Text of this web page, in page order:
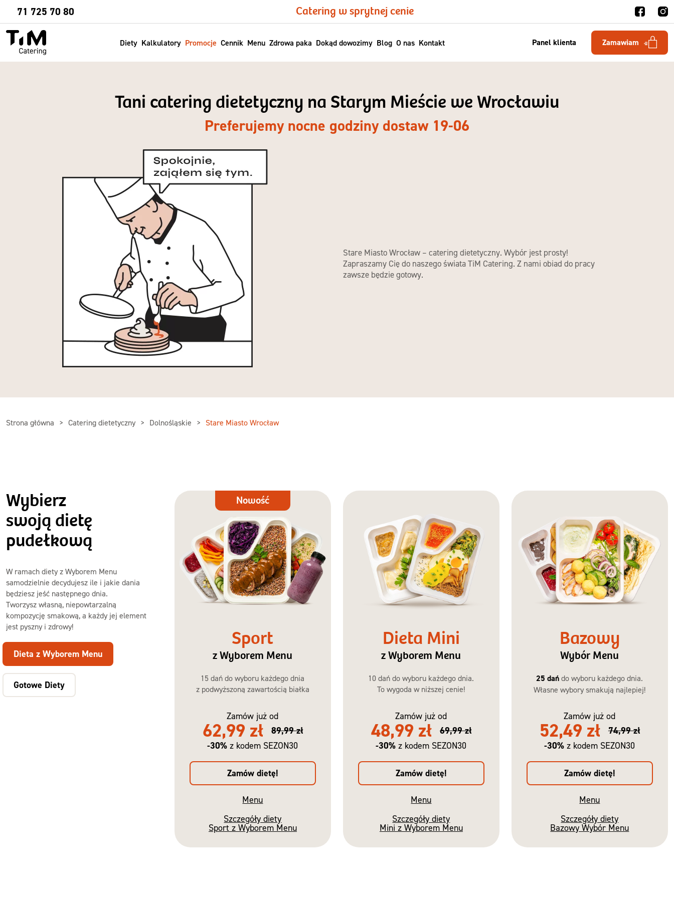
71 725 70 80 Catering w sprytnej cenie
Panel klienta Zamawiam
Diety Kalkulatory Promocje Cennik Menu Zdrowa paka Dokąd dowozimy Blog O nas Kontakt
Sprawdź
Tani catering dietetyczny na Starym Mieście we Wrocławiu
Preferujemy nocne godziny dostaw 19-06
Stare Miasto Wrocław – catering dietetyczny. Wybór jest prosty!
Zapraszamy Cię do naszego świata TiM Catering. Z nami obiad do pracy
zawsze będzie gotowy.
Strona główna Catering dietetyczny Dolnośląskie Stare Miasto Wrocław
Wybierz
swoją dietę
pudełkową
W ramach diety z Wyborem Menu
samodzielnie decydujesz ile i jakie dania
będziesz jeść następnego dnia.
Tworzysz własną, niepowtarzalną
kompozycję smakową, a każdy jej element
jest pyszny i zdrowy!
Dieta z Wyborem Menu
Gotowe Diety
Dieta
Nowość
Sport
z Wyborem Menu
15 dań do wyboru każdego dnia
z podwyższoną zawartością białka
Zamów już od
62,99 zł
89,99 zł
-30% z kodem SEZON30
Zamów dietę!
Menu
Szczegóły diety
Sport z Wyborem Menu
Dieta Mini
z Wyborem Menu
10 dań do wyboru każdego dnia.
To wygoda w niższej cenie!
Zamów już od
48,99 zł
69,99 zł
-30% z kodem SEZON30
Zamów dietę!
Menu
Szczegóły diety
Mini z Wyborem Menu
Bazowy
Wybór Menu
25 dań do wyboru każdego dnia.
Własne wybory smakują najlepiej!
Zamów już od
52,49 zł
74,99 zł
-30% z kodem SEZON30
Zamów dietę!
Menu
Szczegóły diety
Bazowy Wybór Menu